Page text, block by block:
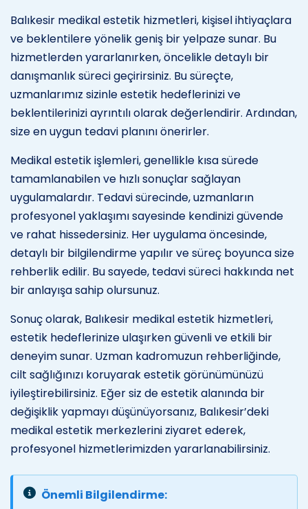
Balıkesir medikal estetik hizmetleri, kişisel ihtiyaçlara
ve beklentilere yönelik geniş bir yelpaze sunar. Bu
hizmetlerden yararlanırken, öncelikle detaylı bir
danışmanlık süreci geçirirsiniz. Bu süreçte,
uzmanlarımız sizinle estetik hedeflerinizi ve
beklentilerinizi ayrıntılı olarak değerlendirir. Ardından,
size en uygun tedavi planını önerirler.
Medikal estetik işlemleri, genellikle kısa sürede
tamamlanabilen ve hızlı sonuçlar sağlayan
uygulamalardır. Tedavi sürecinde, uzmanların
profesyonel yaklaşımı sayesinde kendinizi güvende
ve rahat hissedersiniz. Her uygulama öncesinde,
detaylı bir bilgilendirme yapılır ve süreç boyunca size
rehberlik edilir. Bu sayede, tedavi süreci hakkında net
bir anlayışa sahip olursunuz.
Sonuç olarak, Balıkesir medikal estetik hizmetleri,
estetik hedeflerinize ulaşırken güvenli ve etkili bir
deneyim sunar. Uzman kadromuzun rehberliğinde,
cilt sağlığınızı koruyarak estetik görünümünüzü
iyileştirebilirsiniz. Eğer siz de estetik alanında bir
değişiklik yapmayı düşünüyorsanız, Balıkesir’deki
medikal estetik merkezlerini ziyaret ederek,
profesyonel hizmetlerimizden yararlanabilirsiniz.
Önemli Bilgilendirme: